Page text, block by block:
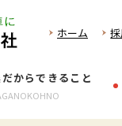
ホーム
からできること